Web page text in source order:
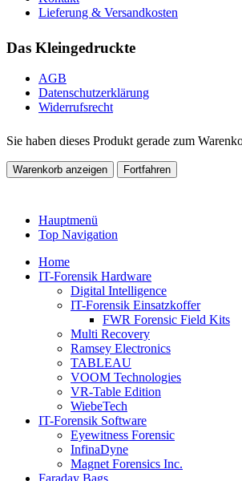
Lieferung & Versandkosten
Das Kleingedruckte
AGB
Datenschutzerklärung
Widerrufsrecht
Sie haben dieses Produkt gerade zum
Warenkorb anzeigen Fortfahren
Hauptmenü
Top Navigation
Home
IT-Forensik Hardware
Digital Intelligence
IT-Forensik Einsatzkoffer
FWR Forensic Field Kits
Multi Recovery
Ramsey Electronics
TABLEAU
VOOM Technologies
VR-Table Edition
WiebeTech
IT-Forensik Software
Eyewitness Forensic
InfinaDyne
Magnet Forensics Inc.